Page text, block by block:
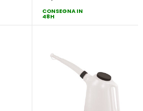
CONSEGNA IN
48H